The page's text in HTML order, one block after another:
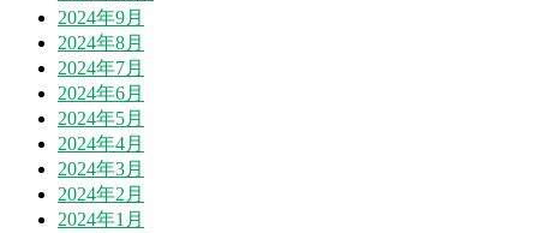
2024年9月
2024年8月
2024年7月
2024年6月
2024年5月
2024年4月
2024年3月
2024年2月
2024年1月